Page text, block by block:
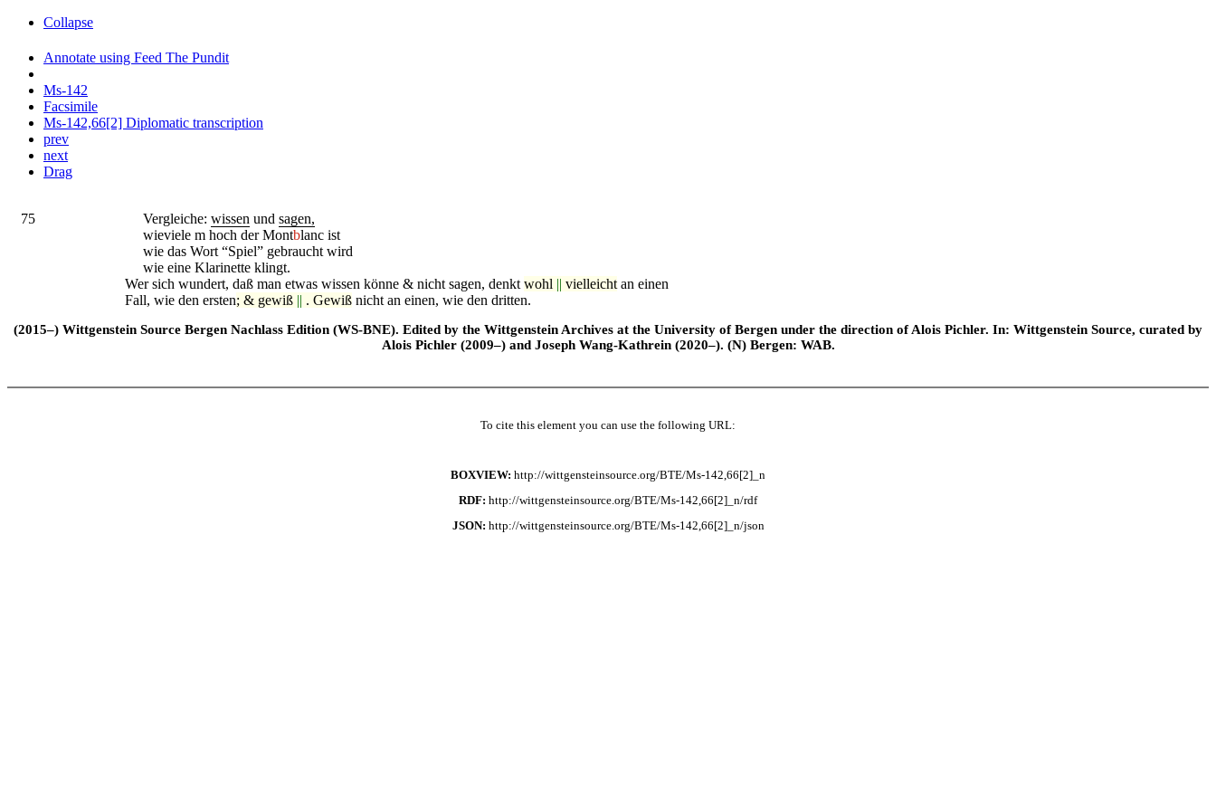
Collapse
Annotate using Feed The Pundit
Ms-142
Facsimile
Ms-142,66[2] Diplomatic transcription
prev
next
Drag
75 Vergleiche: wissen und sagen,
wieviele m hoch der Montblanc ist
wie das Wort “Spiel” gebraucht wird
wie eine Klarinette klingt.
Wer sich wundert, daß man etwas wissen könne & nicht sagen, denkt wohl || vielleicht an einen
Fall, wie den ersten; & gewiß || . Gewiß nicht an einen, wie den dritten.
(2015–) Wittgenstein Source Bergen Nachlass Edition (WS-BNE). Edited by the Wittgenstein Archives at the University of Bergen under the direction of Alois Pichler. In: Wittgenstein Source, curated by
Alois Pichler (2009–) and Joseph Wang-Kathrein (2020–). (N) Bergen: WAB.
To cite this element you can use the following URL:
BOXVIEW: http://wittgensteinsource.org/BTE/Ms-142,66[2]_n
RDF: http://wittgensteinsource.org/BTE/Ms-142,66[2]_n/rdf
JSON: http://wittgensteinsource.org/BTE/Ms-142,66[2]_n/json